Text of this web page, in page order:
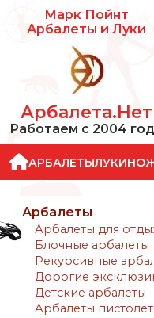
Марк Пойнт
Арбалеты и Луки
Арбалета.Нет
Работаем с 2004
АРБАЛЕТЫЛУКИ
Арбалеты
Арбалеты для
Блочные арбалеты
Рекурсивные
Дорогие
Детские арбалеты
Арбалеты